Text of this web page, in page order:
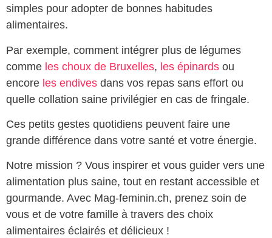
simples pour adopter de bonnes habitudes
alimentaires.
Par exemple, comment intégrer plus de légumes
comme les choux de Bruxelles, les épinards ou
encore les endives dans vos repas sans effort ou
quelle collation saine privilégier en cas de fringale.
Ces petits gestes quotidiens peuvent faire une
grande différence dans votre santé et votre énergie.
Notre mission ? Vous inspirer et vous guider vers une
alimentation plus saine, tout en restant accessible et
gourmande. Avec Mag-feminin.ch, prenez soin de
vous et de votre famille à travers des choix
alimentaires éclairés et délicieux !